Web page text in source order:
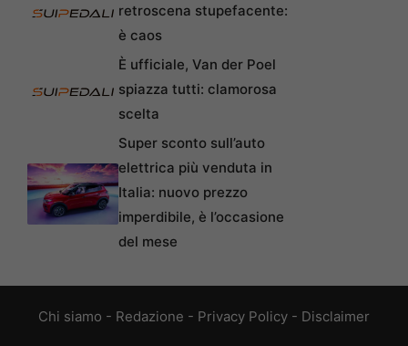
retroscena stupefacente:
è caos
È ufficiale, Van der Poel
spiazza tutti: clamorosa
scelta
Super sconto sull’auto
elettrica più venduta in
Italia: nuovo prezzo
imperdibile, è l’occasione
del mese
Chi siamo - Redazione - Privacy Policy - Disclaimer